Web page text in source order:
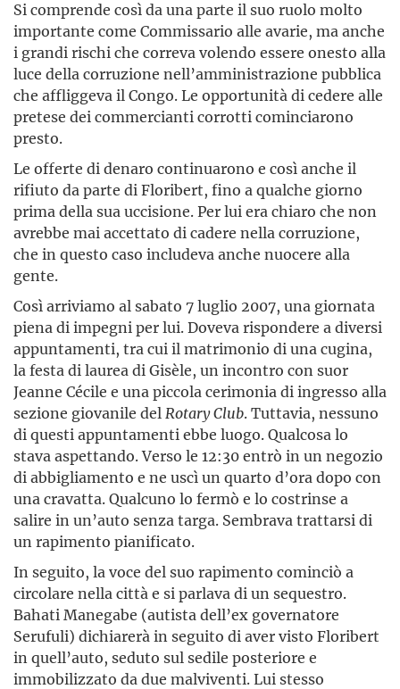
Si comprende così da una parte il suo ruolo molto
importante come Commissario alle avarie, ma anche
i grandi rischi che correva volendo essere onesto alla
luce della corruzione nell’amministra­zione pubblica
che affliggeva il Congo. Le opportunità di cedere alle
pretese dei commercianti corrotti cominciarono
presto.
Le offerte di denaro continuarono e così anche il
rifiuto da parte di Floribert, fino a qualche giorno
prima della sua uccisione. Per lui era chiaro che non
avrebbe mai accettato di cadere nella corruzione,
che in questo caso includeva anche nuocere alla
gente.
Così arriviamo al sabato 7 luglio 2007, una giornata
piena di impegni per lui. Doveva rispondere a diversi
appuntamenti, tra cui il matrimonio di una cugina,
la festa di laurea di Gisèle, un incontro con suor
Jeanne Cécile e una piccola cerimonia di ingresso alla
sezione giovanile del Rotary Club. Tuttavia, nessuno
di questi appuntamenti ebbe luogo. Qualcosa lo
stava aspettando. Verso le 12:30 entrò in un negozio
di abbigliamento e ne uscì un quarto d’ora dopo con
una cravatta. Qualcuno lo fermò e lo costrinse a
salire in un’auto senza targa. Sembrava trattarsi di
un rapimento pianificato.
In seguito, la voce del suo rapimento cominciò a
circolare nella città e si parlava di un sequestro.
Bahati Manegabe (autista dell’ex governatore
Serufuli) dichiarerà in seguito di aver visto Floribert
in quell’auto, seduto sul sedile posteriore e
immobilizzato da due malviventi. Lui stesso